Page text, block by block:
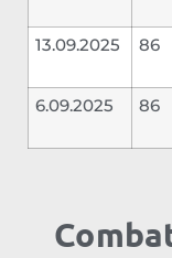
13.09.2025 86
6.09.2025
86